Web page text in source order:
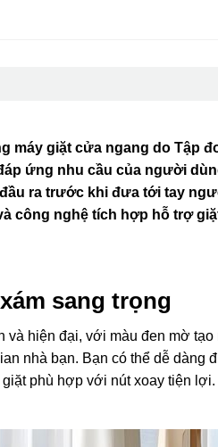
máy giặt cửa ngang do Tập
ứng nhu cầu của người
ra trước khi đưa tới tay
công nghệ tích hợp hỗ trợ
sang trọng
và hiện đại, với màu đen mờ tạo
nhà bạn. Bạn có thể dễ dàng
phù hợp với nút xoay tiện lợi.